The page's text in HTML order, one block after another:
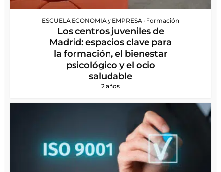
ESCUELA ECONOMIA y EMPRESA • Formación
Los centros juveniles de
Madrid: espacios clave para
la formación, el bienestar
psicológico y el ocio
saludable
2 años